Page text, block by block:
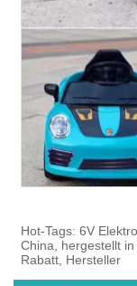
Hot-Tags: 6V
China, hergestellt
Rabatt, Hersteller